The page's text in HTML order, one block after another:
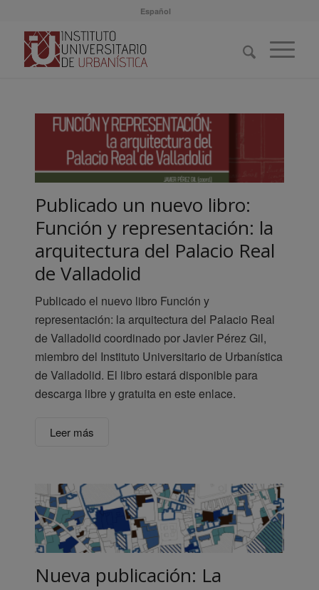
Español
Publicado un nuevo libro:
Función y representación: la
arquitectura del Palacio Real
de Valladolid
Publicado el nuevo libro Función y
representación: la arquitectura del Palacio Real
de Valladolid coordinado por Javier Pérez Gil,
miembro del Instituto Universitario de Urbanística
de Valladolid. El libro estará disponible para
descarga libre y gratuita en este enlace.
Leer más
Nueva publicación: La